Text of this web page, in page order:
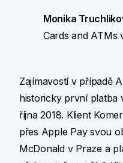
Monika
Cards and ATMs
Zajímavostí v případě
historicky první platba
října 2018. Klient
přes Apple Pay svou
McDonald v Praze a